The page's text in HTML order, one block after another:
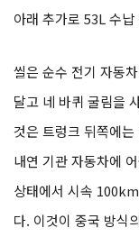
아래 추가로 53L 수
씰은 순수 전기 자동
달고 네 바퀴 굴림을
것은 트렁크 뒤쪽에는
내연 기관 자동차에
상태에서 시속
다. 이것이 중국 방식